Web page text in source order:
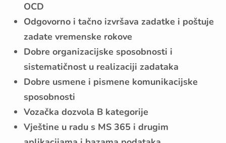
OCD
Odgovorno i tačno izvršava zadatke i poštuje
zadate vremenske rokove
Dobre organizacijske sposobnosti i
sistematičnost u realizaciji zadataka
Dobre usmene i pismene komunikacijske
sposobnosti
Vozačka dozvola B kategorije
Vještine u radu s MS 365 i drugim